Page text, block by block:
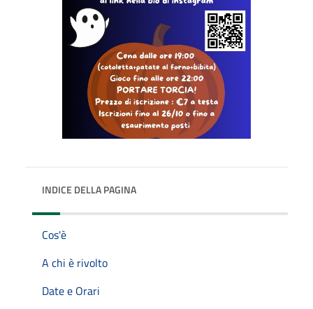
INDICE DELLA PAGINA
Cos'è
A chi è rivolto
Date e Orari